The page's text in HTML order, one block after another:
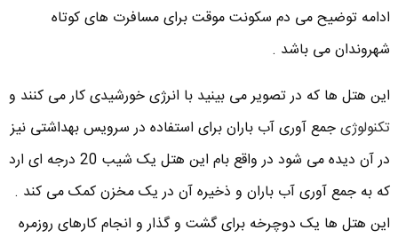
ادامه توضیح می دم سکونت موقت برای مسافرت های کوتاه
شهروندان می باشد .
این هتل ها که در تصویر می بینید با انرژی خورشیدی کار می کنند و
تکنولوژیجمع آوری آب باران برای استفاده در سرویس بهداشتی نیز
در آن دیده می شود در واقع بام این هتل یک شیب 20 درجه ای ارد
که به جمع آوری آب باران و ذخیره آن در یک مخزن کمک می کند .
این هتل ها یک دوچرخه برای گشت و گذار و انجام کارهای روزمره